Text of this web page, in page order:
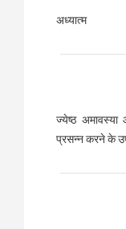
अध्यात्म
ज्येष्ठ
प्रसन्न करने के